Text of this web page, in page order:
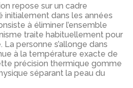
repose sur un cadre
dans les années
à éliminer l’ensemble
traite habituellement pour
La personne s’allonge dans
à la température exacte de
précision thermique gomme
séparant la peau du